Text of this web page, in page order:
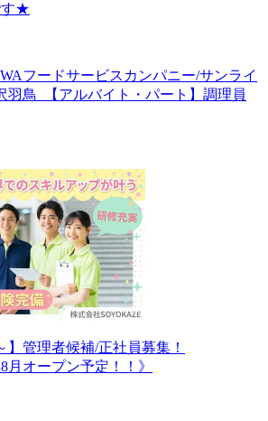
す★
フードサービスカンパニー/サンライ
羽鳥_【アルバイト・パート】調理員
】管理者候補/正社員募集！
8月オープン予定！！》